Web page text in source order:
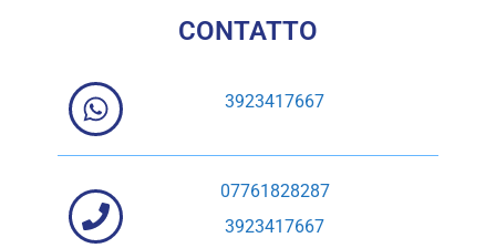
CONTATTO
3923417667
07761828287
3923417667